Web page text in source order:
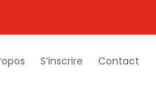
S’inscrire Contact